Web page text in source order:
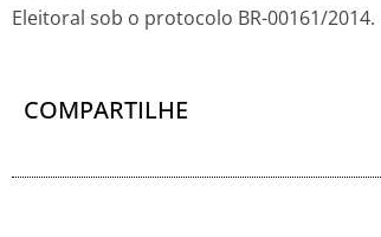
Eleitoral sob o protocolo BR-00161/2014.
COMPARTILHE